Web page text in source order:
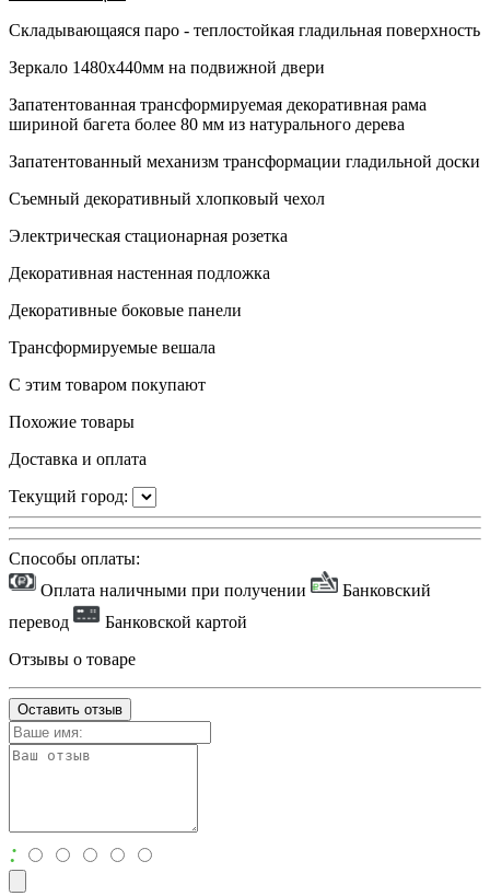
Складывающаяся паро - теплостойкая гладильная поверхность
Зеркало 1480х440мм на подвижной двери
Запатентованная трансформируемая декоративная рама
шириной багета более 80 мм из натурального дерева
Запатентованный механизм трансформации гладильной доски
Съемный декоративный хлопковый чехол
Электрическая стационарная розетка
Декоративная настенная подложка
Декоративные боковые панели
Трансформируемые вешала
С этим товаром покупают
Похожие товары
Доставка и оплата
Текущий город:
Способы оплаты:
Оплата наличными при получении
Банковский
перевод
Банковской картой
Отзывы о товаре
Оставить отзыв
: